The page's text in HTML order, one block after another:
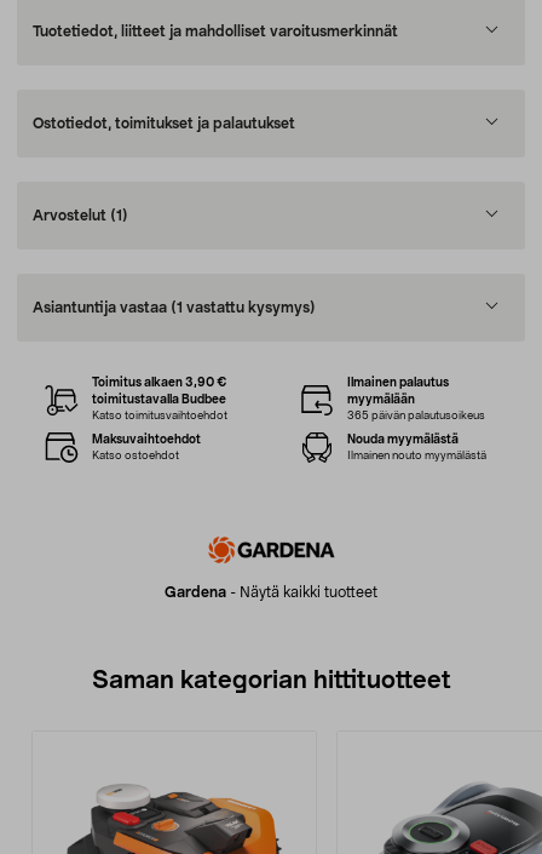
Tuotetiedot, liitteet ja mahdolliset varoitusmerkinnät
Ostotiedot, toimitukset ja palautukset
Arvostelut (1)
Asiantuntija vastaa (1 vastattu kysymys)
Gardena - Näytä kaikki tuotteet
Toimitus alkaen 3,90 €
toimitustavalla Budbee
Katso toimitusvaihtoehdot
Ilmainen palautus
myymälään
365 päivän palautusoikeus
Maksuvaihtoehdot
Katso ostoehdot
Nouda myymälästä
Ilmainen nouto myymälästä
Saman kategorian hittituotteet